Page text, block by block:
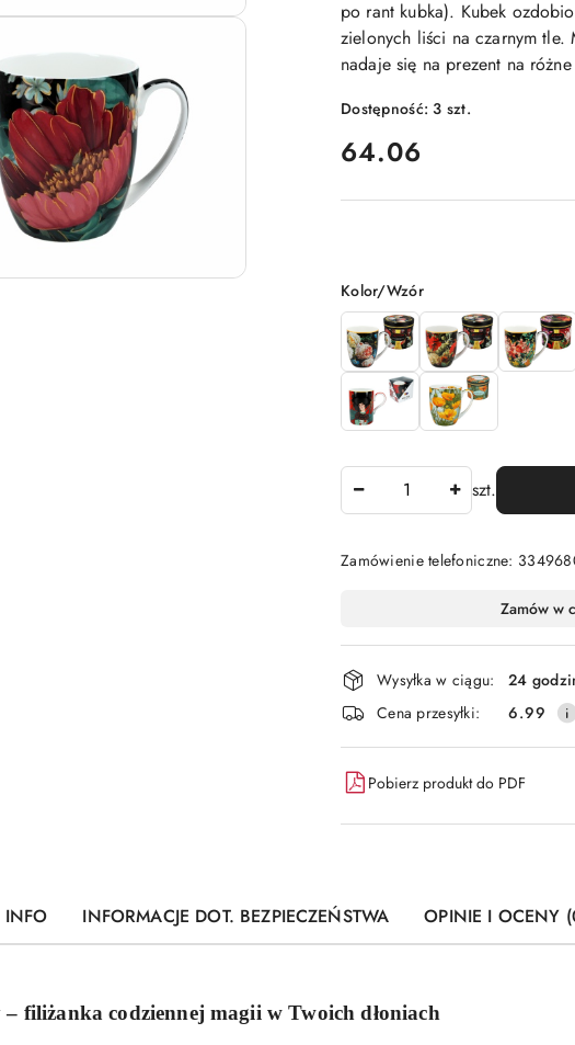
po rant kubka). Kubek
zielonych liści na czarnym tle.
nadaje się na prezent na
Dostępność:3 szt.
cena:
64.06
Wariant
Kolor/Wzór
szt.
Zamówienie telefoniczne:
i
dostawa
Zamów w
Wysyłka w ciągu:
24
Cena przesyłki:
6.99
Pobierz produkt do PDF
INFO INFORMACJE DOT. BEZPIECZEŃSTWA OPINIE I OCENY
filiżanka codziennej magii w Twoich dłoniach